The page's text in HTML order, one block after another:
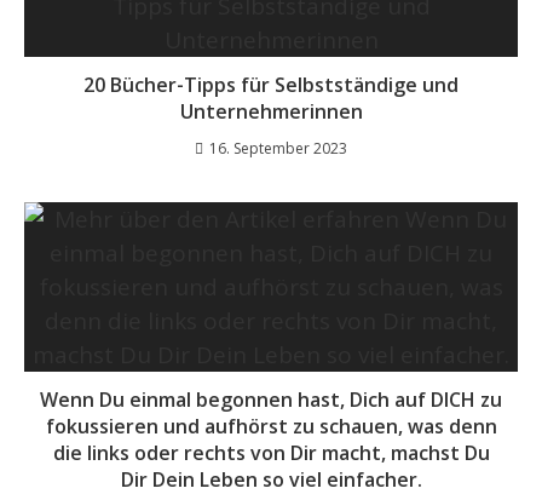
20 Bücher-Tipps für Selbstständige und
Unternehmerinnen
16. September 2023
Wenn Du einmal begonnen hast, Dich auf DICH zu
fokussieren und aufhörst zu schauen, was denn
die links oder rechts von Dir macht, machst Du
Dir Dein Leben so viel einfacher.